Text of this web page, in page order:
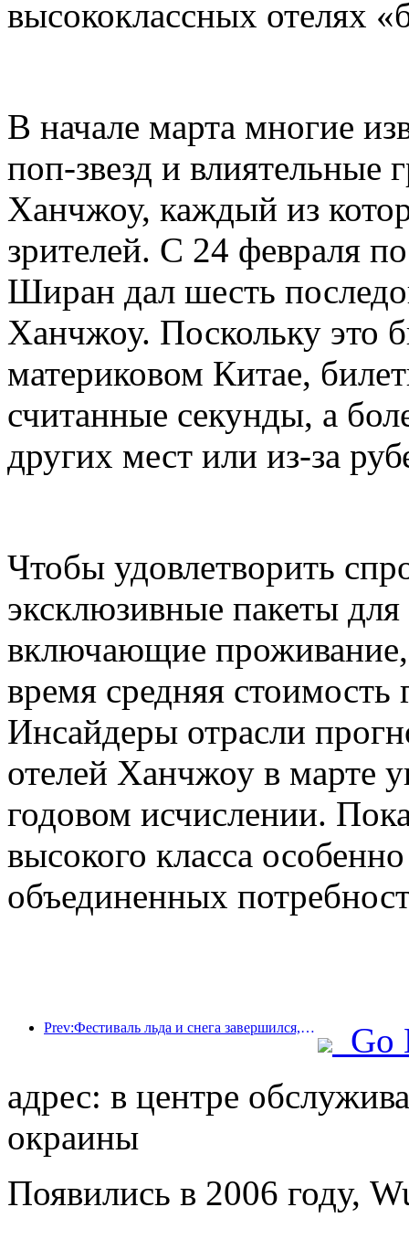
высококлассных отелях
В начале марта многие
поп-звезд и влиятельные
Ханчжоу, каждый из
зрителей. С 24 февраля
Ширан дал шесть
Ханчжоу. Поскольку это
материковом Китае,
считанные секунды, а
других мест или из-за
Чтобы удовлетворить
эксклюзивные пакеты
включающие
время средняя
Инсайдеры отрасли
отелей Ханчжоу в марте
годовом исчислении.
высокого класса
объединенных
Prev:Фестиваль льда и снега завершился, и Yun Hotel забрал домой первую волну «богатства» в 2025 году.
Go
адрес: в центре
окраины
Появились в 2006 году,